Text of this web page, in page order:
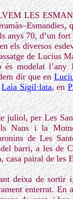
LES
anys 70, d’un
els diversos
de Lucius
és modelat
dir que en
Laia Sigil·lata, en
juliol, per Les
Nans i la
de Les
barri, a les de
casa pairal de les
deixa de sortir
enterrat. En